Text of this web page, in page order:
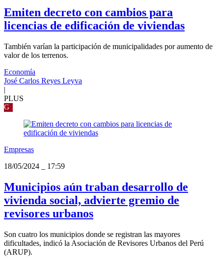
Emiten decreto con cambios para
licencias de edificación de viviendas
También varían la participación de municipalidades por aumento de
valor de los terrenos.
Economía
José Carlos Reyes Leyva
|
PLUS
G
Empresas
18/05/2024
17:59
Municipios aún traban desarrollo de
vivienda social, advierte gremio de
revisores urbanos
Son cuatro los municipios donde se registran las mayores
dificultades, indicó la Asociación de Revisores Urbanos del Perú
(ARUP).